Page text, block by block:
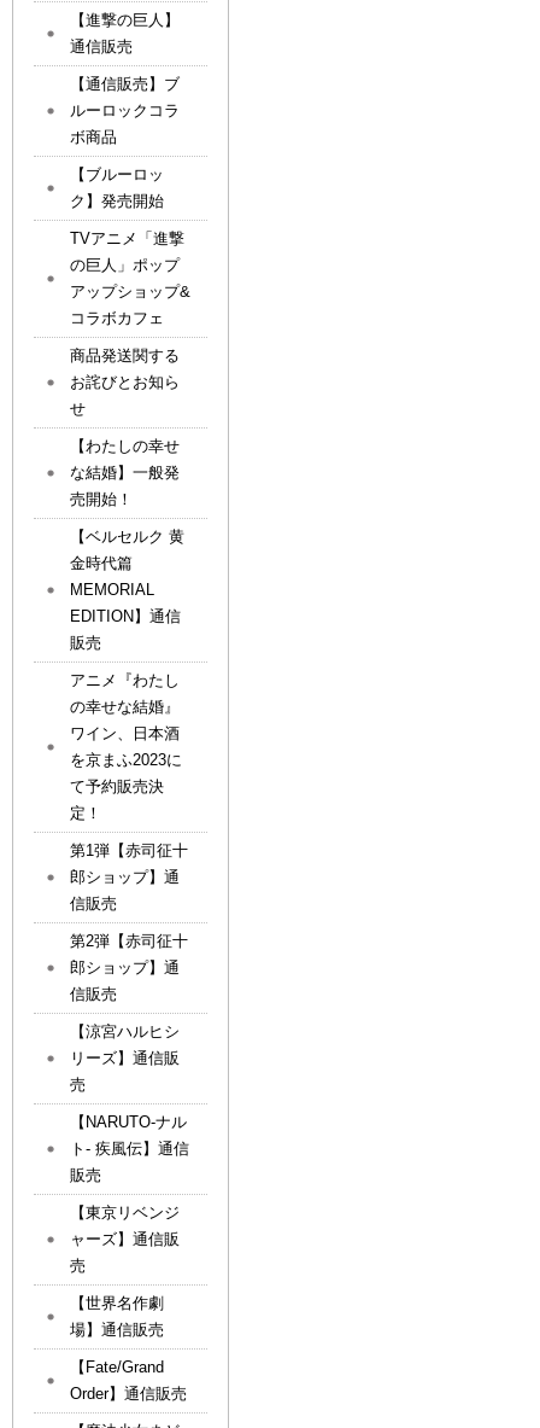
【進撃の巨人】
通信販売
【通信販売】ブ
ルーロックコラ
ボ商品
【ブルーロッ
ク】発売開始
TVアニメ「進撃
の巨人」ポップ
アップショップ&
コラボカフェ
商品発送関する
お詫びとお知ら
せ
【わたしの幸せ
な結婚】一般発
売開始！
【ベルセルク 黄
金時代篇
MEMORIAL
EDITION】通信
販売
アニメ『わたし
の幸せな結婚』
ワイン、日本酒
を京まふ2023に
て予約販売決
定！
第1弾【赤司征十
郎ショップ】通
信販売
第2弾【赤司征十
郎ショップ】通
信販売
【涼宮ハルヒシ
リーズ】通信販
売
【NARUTO-ナル
ト- 疾風伝】通信
販売
【東京リベンジ
ャーズ】通信販
売
【世界名作劇
場】通信販売
【Fate/Grand
Order】通信販売